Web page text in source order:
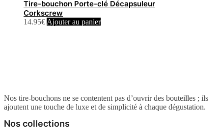
du
produit
peuvent
plusieurs
produit
Tire-bouchon Porte-clé Décapsuleur
Corkscrew
14.95€ Ajouter au panier
Nos tire-bouchons ne se contentent pas d’ouvrir des bouteilles ; ils
ajoutent une touche de luxe et de simplicité à chaque dégustation.
Nos collections